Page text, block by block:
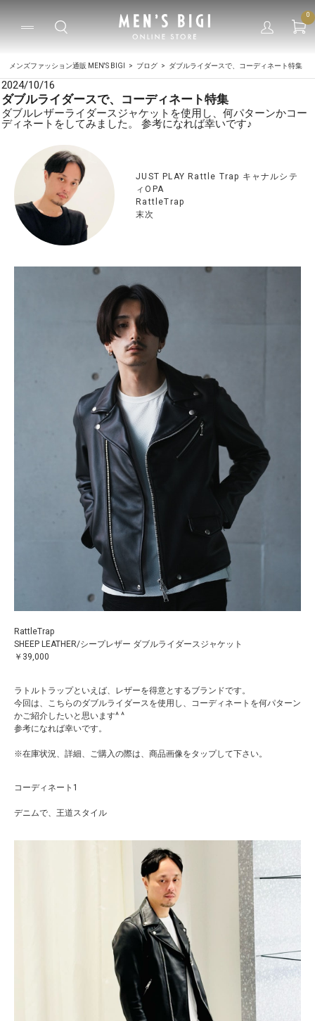
0
メンズファッション通販 MEN'S BIGI ブログ ダブルライダースで、コーディネート特集
2024/10/16
ダブルライダースで、コーディネート特集
ダブルレザーライダースジャケットを使用し、何パターンかコー
ディネートをしてみました。 参考になれば幸いです♪
JUST PLAY Rattle Trap キャナルシテ
ィOPA
RattleTrap
末次
RattleTrap
SHEEP LEATHER/シープレザー ダブルライダースジャケット
￥39,000
ラトルトラップといえば、レザーを得意とするブランドです。
今回は、こちらのダブルライダースを使用し、コーディネートを何パターン
かご紹介したいと思います^ ^
参考になれば幸いです。
※在庫状況、詳細、ご購入の際は、商品画像をタップして下さい。
コーディネート1
デニムで、王道スタイル